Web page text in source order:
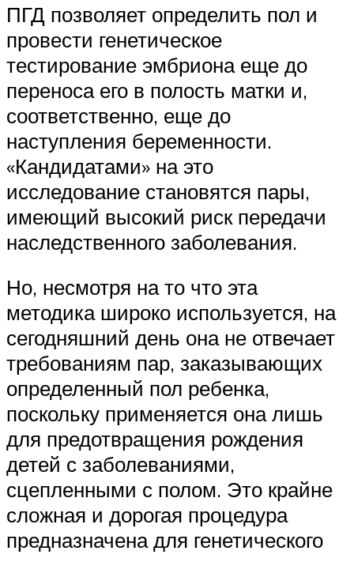
ПГД позволяет определить пол и
провести генетическое
тестирование эмбриона еще до
переноса его в полость матки и,
соответственно, еще до
наступления беременности.
«Кандидатами» на это
исследование становятся пары,
имеющий высокий риск передачи
наследственного заболевания.
Но, несмотря на то что эта
методика широко используется, на
сегодняшний день она не отвечает
требованиям пар, заказывающих
определенный пол ребенка,
поскольку применяется она лишь
для предотвращения рождения
детей с заболеваниями,
сцепленными с полом. Это крайне
сложная и дорогая процедура
предназначена для генетического